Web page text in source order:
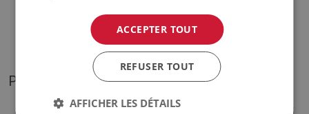
Les teintes de la moquette peuvent varier légèrement
par rapport à la visualisation.
PHOTOS DE NOTRE PRODUIT
ACCEPTER TOUT
REFUSER TOUT
AFFICHER LES DÉTAILS